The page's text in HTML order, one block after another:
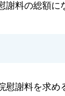
謝料の総額に
慰謝料を求め